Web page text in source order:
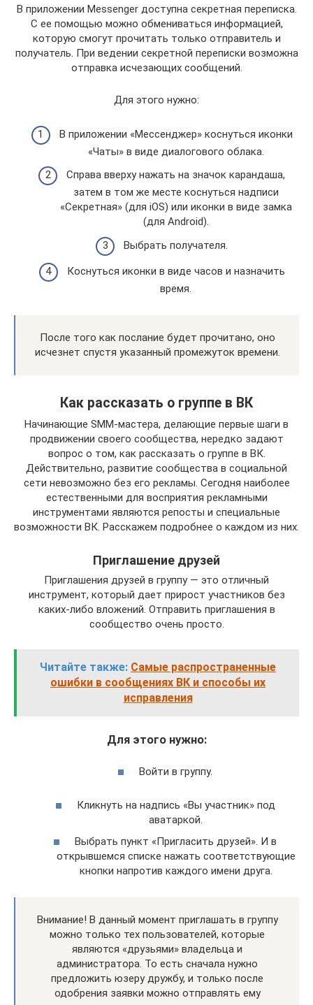
В приложении Messenger доступна секретная переписка.
С ее помощью можно обмениваться информацией,
которую смогут прочитать только отправитель и
получатель. При ведении секретной переписки возможна
отправка исчезающих сообщений.
Для этого нужно:
В приложении «Мессенджер» коснуться иконки
«Чаты» в виде диалогового облака.
Справа вверху нажать на значок карандаша,
затем в том же месте коснуться надписи
«Секретная» (для iOS) или иконки в виде замка
(для Android).
Выбрать получателя.
Коснуться иконки в виде часов и назначить
время.
После того как послание будет прочитано, оно
исчезнет спустя указанный промежуток времени.
Как рассказать о группе в ВК
Начинающие SMM-мастера, делающие первые шаги в
продвижении своего сообщества, нередко задают
вопрос о том, как рассказать о группе в ВК.
Действительно, развитие сообщества в социальной
сети невозможно без его рекламы. Сегодня наиболее
естественными для восприятия рекламными
инструментами являются репосты и специальные
возможности ВК. Расскажем подробнее о каждом из них.
Приглашение друзей
Приглашения друзей в группу — это отличный
инструмент, который дает прирост участников без
каких-либо вложений. Отправить приглашения в
сообщество очень просто.
Читайте также: Самые распространенные
ошибки в сообщениях ВК и способы их
исправления
Для этого нужно:
Войти в группу.
Кликнуть на надпись «Вы участник» под
аватаркой.
Выбрать пункт «Пригласить друзей». И в
открывшемся списке нажать соответствующие
кнопки напротив каждого имени друга.
Внимание! В данный момент приглашать в группу
можно только тех пользователей, которые
являются «друзьями» владельца и
администратора. То есть сначала нужно
предложить юзеру дружбу, и только после
одобрения заявки можно отправлять ему